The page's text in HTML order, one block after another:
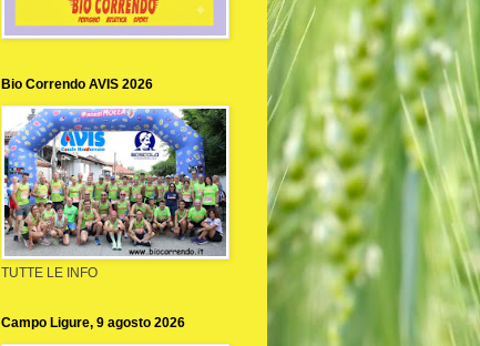
Bio Correndo AVIS 2026
TUTTE LE INFO
Campo Ligure, 9 agosto 2026